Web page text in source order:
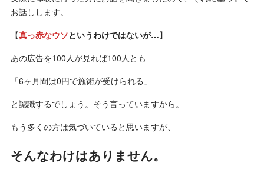
お話しします。
【真っ赤なウソというわけではないが…】
あの広告を100人が見れば100人とも
「6ヶ月間は0円で施術が受けられる」
と認識するでしょう。そう言っていますから。
もう多くの方は気づいていると思いますが、
そんなわけはありません。